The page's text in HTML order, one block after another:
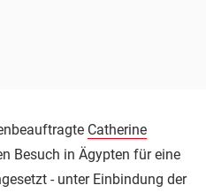
Catherine
Besuch in Ägypten für eine
- unter Einbindung der